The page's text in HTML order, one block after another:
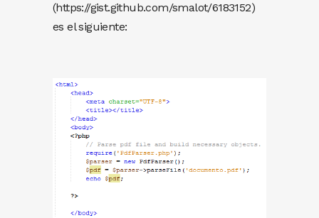
(https://gist.github.com/smalot/6183152)
es el siguiente: